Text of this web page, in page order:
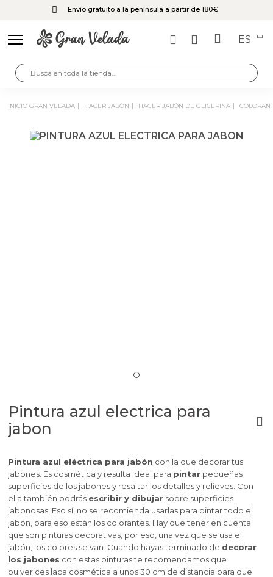
Envío gratuito a la península a partir de 180€
ES
INICIO GRAN VELADA HACER JABÓN HACER JABÓN DE GLICERINA
Pintura azul electrica para
jabon
Pintura azul eléctrica para jabón con la que decorar tus
jabones. Es cosmética y resulta ideal para pintarpequeñas
superficies de los jabones y resaltar los detalles y relieves. Con
ella también podrás escribir y dibujarsobre superficies
jabonosas. Eso sí, no se recomienda usarlas para pintar todo el
jabón, para eso están los colorantes. Hay que tener en cuenta
que son pinturas decorativas, por eso, una vez que se usa el
jabón, los colores se van. Cuando hayas terminado de decorar
los jabones con estas pinturas te recomendamos que
pulverices laca cosmética a unos 30 cm de distancia para que